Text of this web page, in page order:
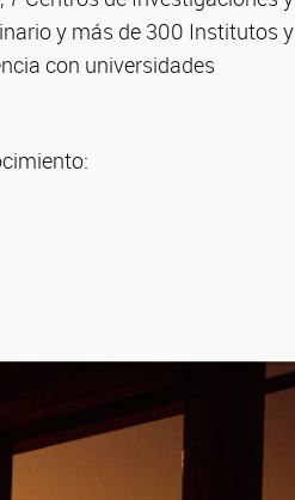
y más de 300 Institutos y
con universidades